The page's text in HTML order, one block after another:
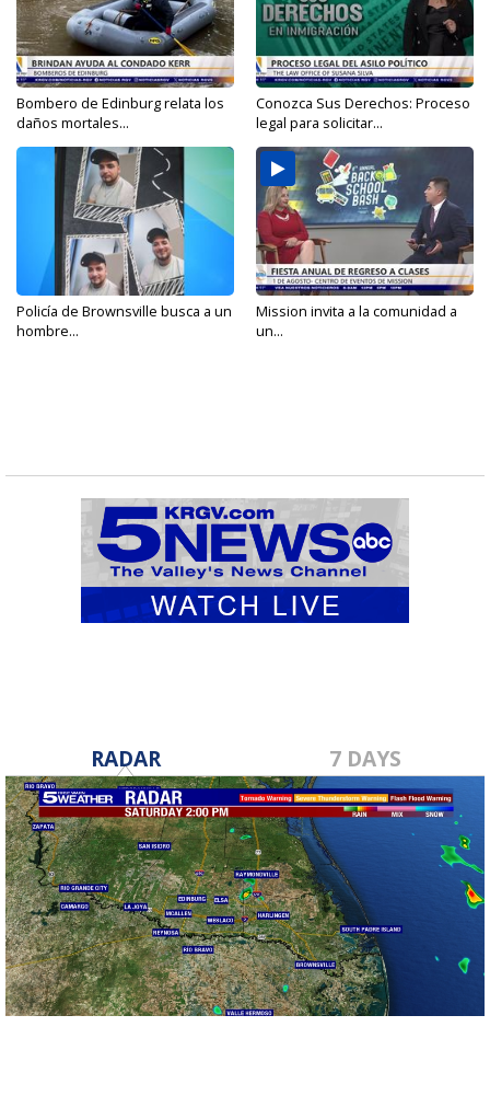
Bombero de Edinburg relata los
daños mortales...
Conozca Sus Derechos: Proceso
legal para solicitar...
Policía de Brownsville busca a un
hombre...
Mission invita a la comunidad a
un...
RADAR 7 DAYS